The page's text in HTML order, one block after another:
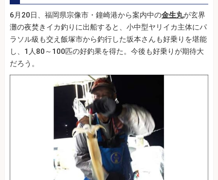
6月20日、福岡県宗像市・鐘崎港から案内中の金生丸が玄界
灘の夜焚きイカ釣りに出船すると、小中型ヤリイカ主体にパ
ラソル級も交え飯塚市から釣行した坂本さんも好乗りを堪能
し、1人80～100匹の好釣果を得た。今後も好乗りが期待大
だろう。